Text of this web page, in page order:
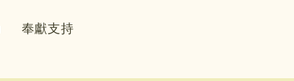
奉獻支持